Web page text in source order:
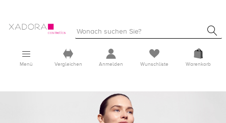
Menü Vergleichen Anmelden Wunschliste Warenkorb